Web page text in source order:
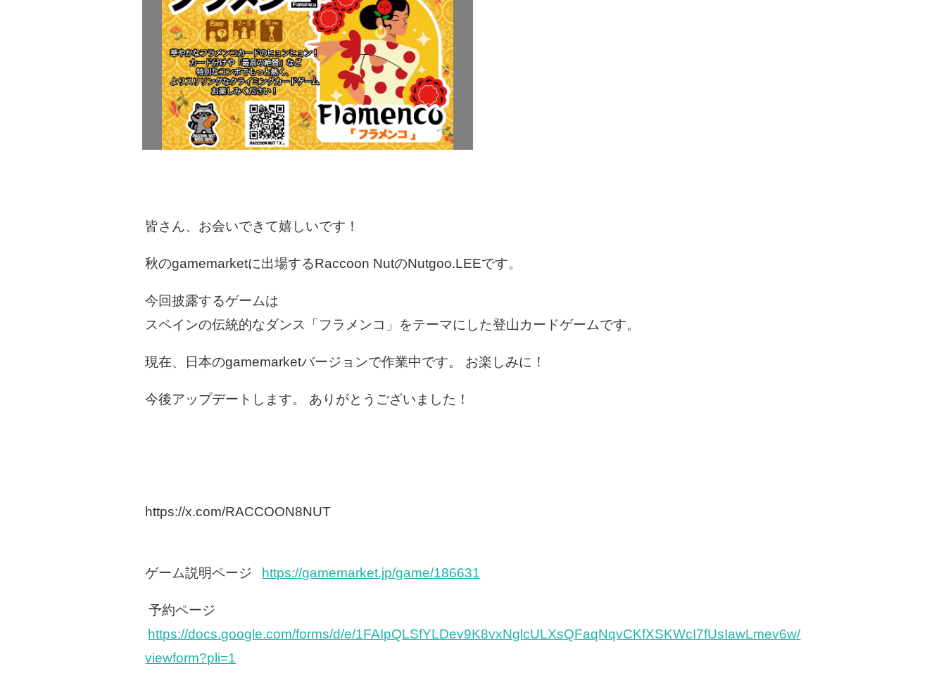
皆さん、お会いできて嬉しいです！
秋のgamemarketに出場するRaccoon NutのNutgoo.LEEです。
今回披露するゲームは
スペインの伝統的なダンス「フラメンコ」をテーマにした登山カードゲームです。
現在、日本のgamemarketバージョンで作業中です。 お楽しみに！
今後アップデートします。 ありがとうございました！
https://x.com/RACCOON8NUT
ゲーム説明ページ https://gamemarket.jp/game/186631
予約ページ
https://docs.google.com/forms/d/e/1FAIpQLSfYLDev9K8vxNglcULXsQFaqNqvCKfXSKWcI7fUsIawLmev6w/
viewform?pli=1